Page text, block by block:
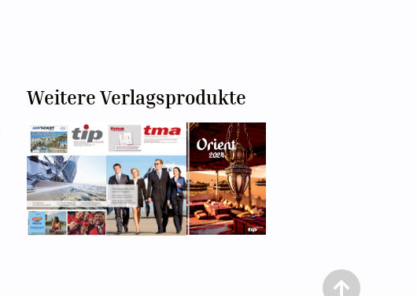
Weitere Verlagsprodukte